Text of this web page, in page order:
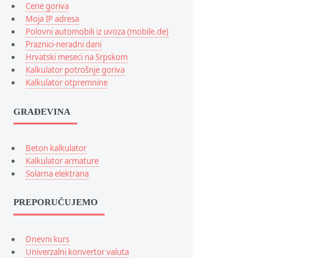
Cene goriva
Moja IP adresa
Polovni automobili iz uvoza (mobile.de)
Praznici-neradni dani
Hrvatski meseci na Srpskom
Kalkulator potrošnje goriva
Kalkulator otpremnine
GRAĐEVINA
Beton kalkulator
Kalkulator armature
Solarna elektrana
PREPORUČUJEMO
Dnevni kurs
Univerzalni konvertor valuta